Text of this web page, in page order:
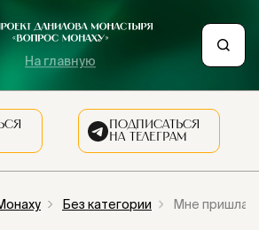
На главную
ПОДПИСАТЬСЯ
НА ТЕЛЕГРАМ
Без категории Мне пришла